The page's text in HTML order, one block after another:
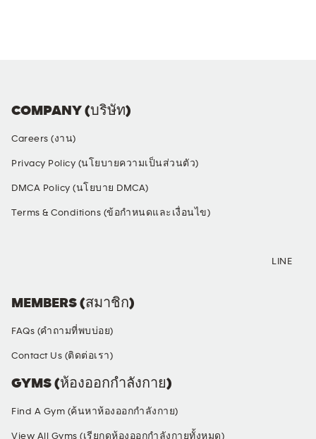
COMPANY (บริษัท)
Careers (งาน)
Privacy Policy (นโยบายความเป็นส่วนตัว)
DMCA Policy (นโยบาย DMCA)
Terms & Conditions (ข้อกำหนดและเงื่อนไข)
GYMS (ห้องออกกำลังกาย)
Find A Gym (ค้นหาห้องออกกำลังกาย)
View All Gyms (เรียกดูห้องออกกำลังกายทั้งหมด)
MEMBERS (สมาชิก)
FAQs (คำถามที่พบบ่อย)
Contact Us (ติดต่อเรา)
LINE